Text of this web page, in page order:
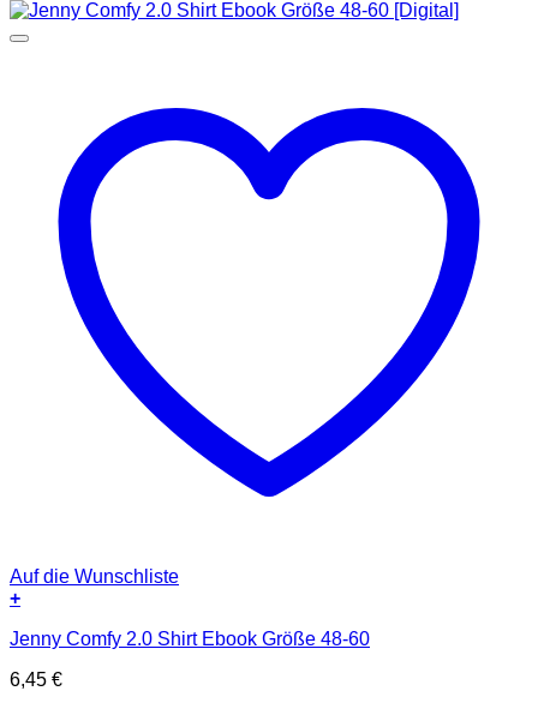
Auf die Wunschliste
+
Jenny Comfy 2.0 Shirt Ebook Größe 48-60
6,45 €